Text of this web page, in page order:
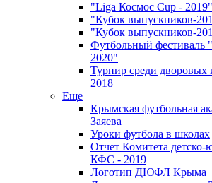
"Liga Космос Cup - 2019"
"Кубок выпускников-
"Кубок выпускников-
Футбольный фестиваль
2020"
Турнир среди дворовых
2018
Еще
Крымская футбольная
Заяева
Уроки футбола в школах
Отчет Комитета детско-
КФС - 2019
Логотип ДЮФЛ Крыма